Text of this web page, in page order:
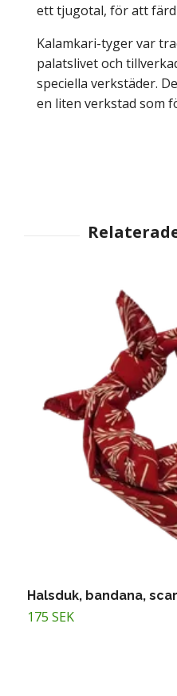
ett tjugotal, för att
Kalamkari-tyger var
palatslivet och
speciella verkstäder.
en liten verkstad som
Halsduk, bandana,
175 SEK